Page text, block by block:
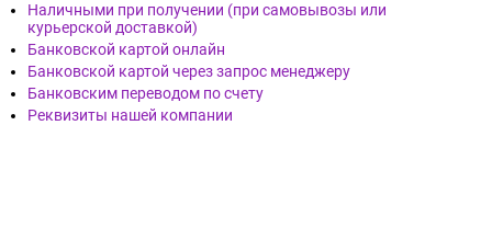
Наличными при получении (при самовывозы или
курьерской доставкой)
Банковской картой онлайн
Банковской картой через запрос менеджеру
Банковским переводом по счету
Реквизиты нашей компании